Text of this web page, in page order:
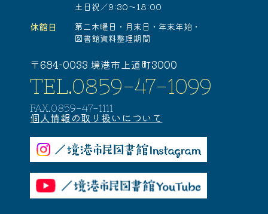
土日祝／9:30～18:00
休館日 第二木曜日・ 月末日・ 年末年始・
図書館資料整理期間
〒684-0033 境港市上道町3000
TEL.0859-47-1099
FAX.0859-47-1111
個人情報の取り扱いについて